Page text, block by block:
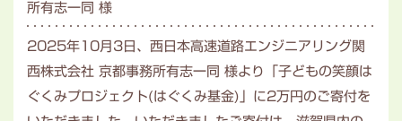
所有志一同 様
2025年10月3日、西日本高速道路エンジニアリング関
西株式会社 京都事務所有志一同 様より「子どもの笑顔は
ぐくみプロジェクト(はぐくみ基金)」に2万円のご寄付を